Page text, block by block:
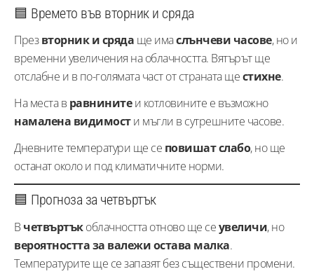
🟦 Времето във вторник и сряда
Презвторник и сряда ще имаслънчеви часове, но и
временни увеличения на облачността. Вятърът ще
отслабне и в по-голямата част от страната щестихне.
На места в равнинитеи котловините е възможно
намалена видимости мъгли в сутрешните часове.
Дневните температури ще се повишат слабо, но ще
останат около и под климатичните норми.
🟦 Прогноза за четвъртък
Вчетвъртъкоблачността отново ще сеувеличи, но
вероятността за валежи остава малка.
Температурите ще се запазят без съществени промени.